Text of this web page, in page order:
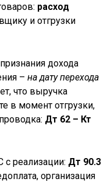
расход
и отгрузки
дохода
–на дату перехода
что выручка
в момент отгрузки,
Дт 62 – Кт
с реализации: Дт 90.3
организация